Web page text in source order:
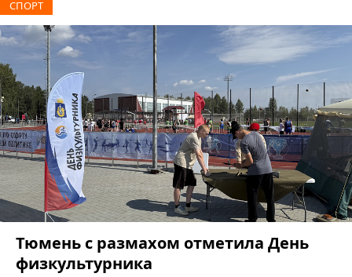
СПОРТ
Тюмень с размахом отметила День
физкультурника